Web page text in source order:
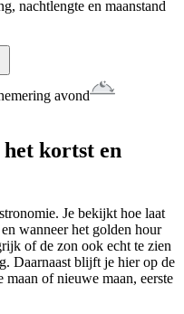
nachtlengte en maanstand
avond
kortst en
Je bekijkt hoe laat
wanneer het golden hour
of de zon ook echt te zien
Daarnaast blijft je hier op de
of nieuwe maan, eerste